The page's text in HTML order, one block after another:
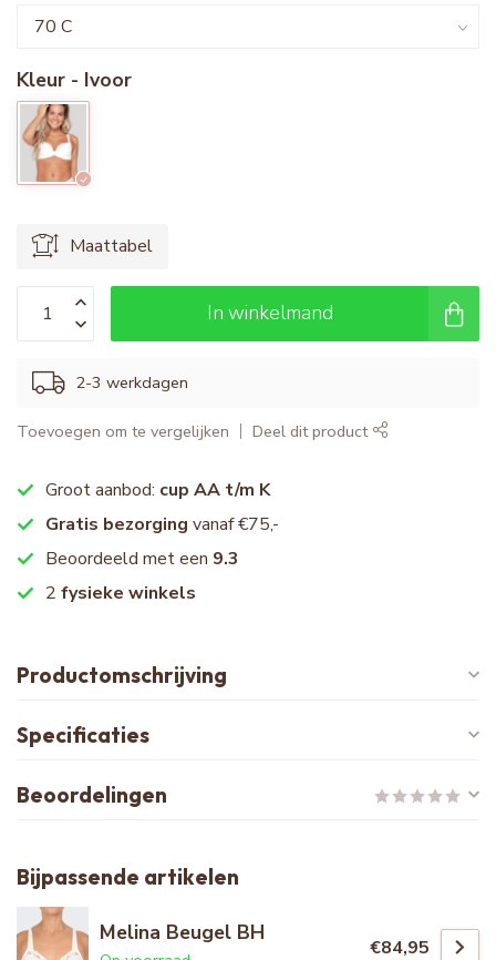
Kleur - Ivoor
Maattabel
In winkelmand
2-3 werkdagen
Toevoegen om te vergelijken Deel dit product
Groot aanbod: cup AA t/m K
Gratis bezorging vanaf €75,-
Beoordeeld met een 9.3
2 fysieke winkels
Productomschrijving
Specificaties
Beoordelingen
Bijpassende artikelen
Melina Beugel BH
€84,95